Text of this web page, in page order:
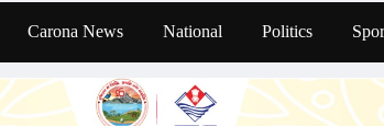
Carona News National Politics